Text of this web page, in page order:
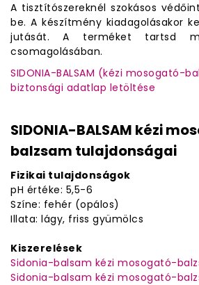
A tisztítószereknél szokásos
be. A készítmény kiadagolásakor
jutását. A terméket tartsd
csomagolásában.
SIDONIA-BALSAM (kézi mosogató-
biztonsági adatlap letöltése
SIDONIA-BALSAM kézi
balzsam tulajdonságai
Fizikai tulajdonságok
pH értéke: 5,5-6
Színe: fehér (opálos)
Illata: lágy, friss gyümölcs
Kiszerelések
Sidonia-balsam kézi mosogató-
Sidonia-balsam kézi mosogató-